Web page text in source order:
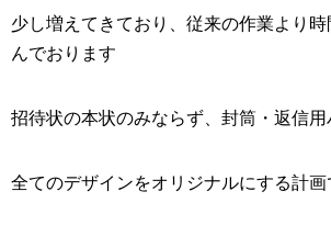
少し増えてきており、従来の作業より
んでおります
招待状の本状のみならず、封筒・返信
全てのデザインをオリジナルにする計画